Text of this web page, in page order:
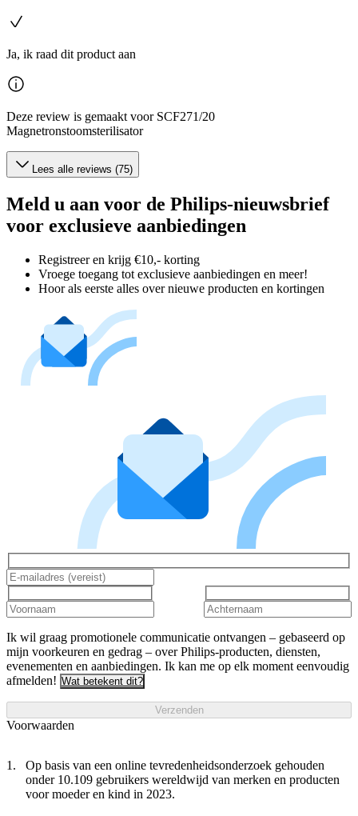
Ja, ik raad dit product aan
Deze review is gemaakt voor SCF271/20
Magnetronstoomsterilisator
Lees alle reviews (75)
Meld u aan voor de Philips-nieuwsbrief
voor exclusieve aanbiedingen
Registreer en krijg €10,- korting
Vroege toegang tot exclusieve aanbiedingen en meer!
Hoor als eerste alles over nieuwe producten en kortingen
Ik wil graag promotionele communicatie ontvangen – gebaseerd op
mijn voorkeuren en gedrag – over Philips-producten, diensten,
evenementen en aanbiedingen. Ik kan me op elk moment eenvoudig
afmelden! Wat betekent dit?
Verzenden
Voorwaarden
Op basis van een online tevredenheidsonderzoek gehouden
onder 10.109 gebruikers wereldwijd van merken en producten
voor moeder en kind in 2023.